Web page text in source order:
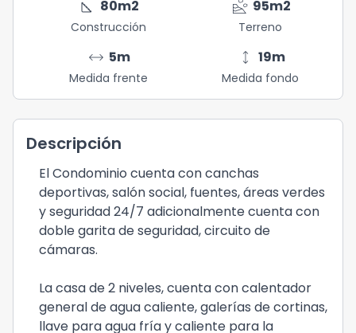
square_foot 80m2
Construcción
landslide 95m2
Terreno
arrow_range 5m
Medida frente
height 19m
Medida fondo
Descripción
El Condominio cuenta con canchas
deportivas, salón social, fuentes, áreas verdes
y seguridad 24/7 adicionalmente cuenta con
doble garita de seguridad, circuito de
cámaras.
La casa de 2 niveles, cuenta con calentador
general de agua caliente, galerías de cortinas,
llave para agua fría y caliente para la